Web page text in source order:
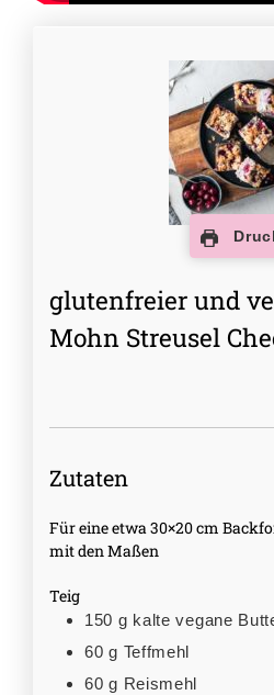
glutenfreier und
Mohn Streusel
Zutaten
Für eine etwa 30×20 cm
mit den Maßen
Teig
150 g kalte vegane
60 g Teffmehl
60 g Reismehl